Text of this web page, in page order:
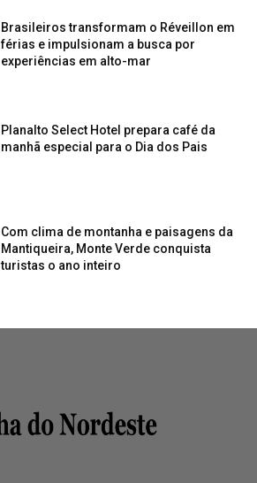
Brasileiros transformam o Réveillon em
férias e impulsionam a busca por
experiências em alto-mar
Planalto Select Hotel prepara café da
manhã especial para o Dia dos Pais
Com clima de montanha e paisagens da
Mantiqueira, Monte Verde conquista
turistas o ano inteiro